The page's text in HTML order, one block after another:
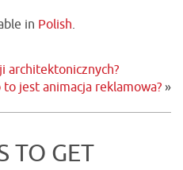
in Polish.
architektonicznych?
to jest animacja reklamowa? »
TO GET